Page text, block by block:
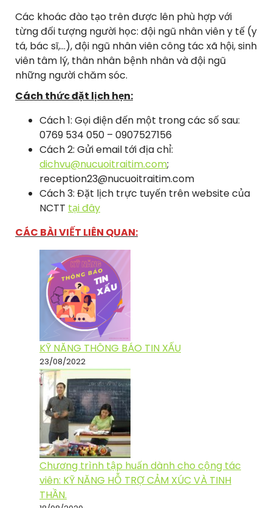
Các khoác đào tạo trên được lên phù hợp với
từng đối tượng người học: đội ngũ nhân viên y tế (y
tá, bác sĩ,…), đội ngũ nhân viên công tác xã hội, sinh
viên tâm lý, thân nhân bệnh nhân và đội ngũ
những người chăm sóc.
Cách thức đặt lịch hẹn:
Cách 1: Gọi điện đến một trong các số sau:
0769 534 050 – 0907527156
Cách 2: Gửi email tới địa chỉ:
dichvu@nucuoitraitim.com;
reception23@nucuoitraitim.com
Cách 3: Đặt lịch trực tuyến trên website của
NCTT tại đây
CÁC BÀI VIẾT LIÊN QUAN:
KỸ NĂNG THÔNG BÁO TIN XẤU
23/08/2022
Chương trình tập huấn dành cho cộng tác
viên: KỸ NĂNG HỖ TRỢ CẢM XÚC VÀ TINH
THẦN.